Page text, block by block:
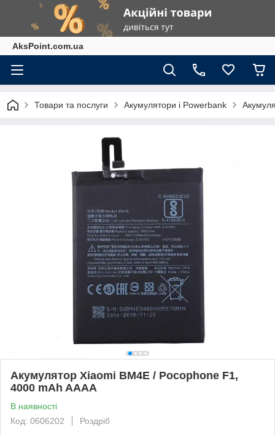
AksPoint.com.ua
Товари та послуги Акумулятори і Powerbank
Акумулятор Xiaomi BM4E / Pocophone F1,
4000 mAh AAAA
В наявності
Код: 0606202
Роздріб